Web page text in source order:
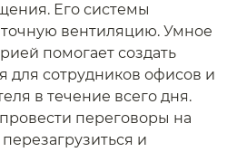
Его системы
вентиляцию. Умное
помогает создать
для сотрудников офисов и
в течение всего дня.
переговоры на
и